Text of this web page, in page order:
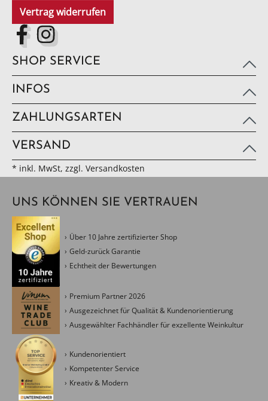
Vertrag widerrufen
SHOP SERVICE
INFOS
ZAHLUNGSARTEN
VERSAND
* inkl. MwSt, zzgl. Versandkosten
UNS KÖNNEN SIE VERTRAUEN
Über 10 Jahre zertifizierter Shop
Geld-zurück Garantie
Echtheit der Bewertungen
Premium Partner 2026
Ausgezeichnet für Qualität & Kundenorientierung
Ausgewählter Fachhändler für exzellente Weinkultur
Kundenorientiert
Kompetenter Service
Kreativ & Modern